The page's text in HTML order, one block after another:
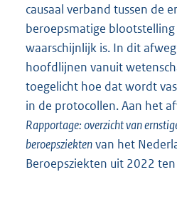
causaal verband tussen de
beroepsmatige
waarschijnlijk is. In dit
hoofdlijnen vanuit
toegelicht hoe dat wordt
in de protocollen. Aan het
Rapportage: overzicht van
beroepsziektenvan het
Beroepsziekten uit 2022